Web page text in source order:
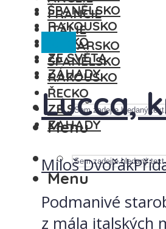
FRANCIE
ITÁLIE
MAĎARSKO
ŠPANĚLSKO
RAKOUSKO
ŘECKO
ZE SVĚTA
ZÁHADY
Menu
ŠPANĚLSKO
RAKOUSKO
ŘECKO
ZE SVĚTA
ZÁHADY
Menu
Lucca,
Miloš Dvořák
Podmanivé
z mála italských